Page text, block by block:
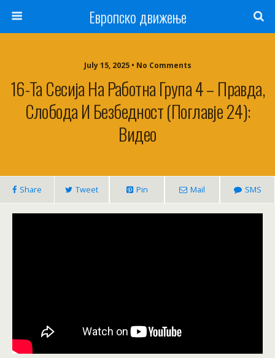
Европско движење
July 15, 2025 • No Comments
16-Та Сесија На Работна Група 4 – Правда,
Слобода И Безбедност (Поглавје 24):
Видео
Share Tweet Pin Mail SMS